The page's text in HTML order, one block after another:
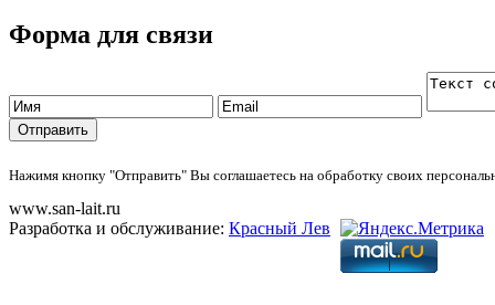
Форма для связи
Нажимя кнопку "Отправить" Вы соглашаетесь на обработку своих
www.san-lait.ru
Разработка и обслуживание: Красный Лев